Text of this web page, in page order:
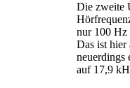
Die zweite
nur 100
Das ist hier
neuerdings
auf 17,9